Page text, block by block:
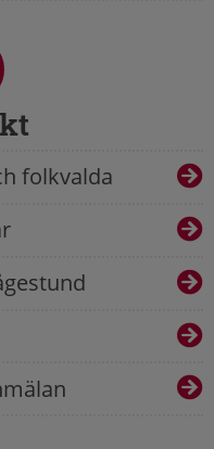
folkvalda